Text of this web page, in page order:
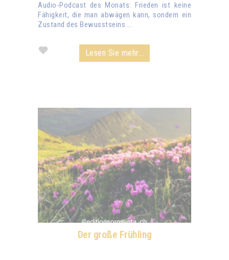
Audio-Podcast des Monats: Frieden ist keine
Fähigkeit, die man abwägen kann, sondern ein
Zustand des Bewusstseins ...
Lesen Sie mehr...
Der große Frühling